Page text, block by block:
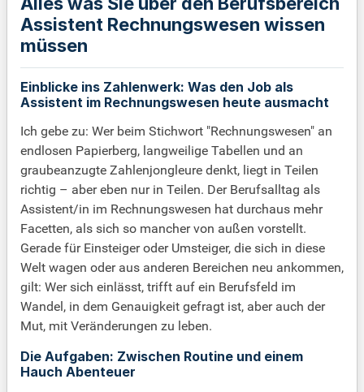
Assistent Rechnungswesen wissen
müssen
Einblicke ins Zahlenwerk: Was den Job als
Assistent im Rechnungswesen heute ausmacht
Ich gebe zu: Wer beim Stichwort "Rechnungswesen" an
endlosen Papierberg, langweilige Tabellen und an
graubeanzugte Zahlenjongleure denkt, liegt in Teilen
richtig – aber eben nur in Teilen. Der Berufsalltag als
Assistent/in im Rechnungswesen hat durchaus mehr
Facetten, als sich so mancher von außen vorstellt.
Gerade für Einsteiger oder Umsteiger, die sich in diese
Welt wagen oder aus anderen Bereichen neu ankommen,
gilt: Wer sich einlässt, trifft auf ein Berufsfeld im
Wandel, in dem Genauigkeit gefragt ist, aber auch der
Mut, mit Veränderungen zu leben.
Die Aufgaben: Zwischen Routine und einem
Hauch Abenteuer